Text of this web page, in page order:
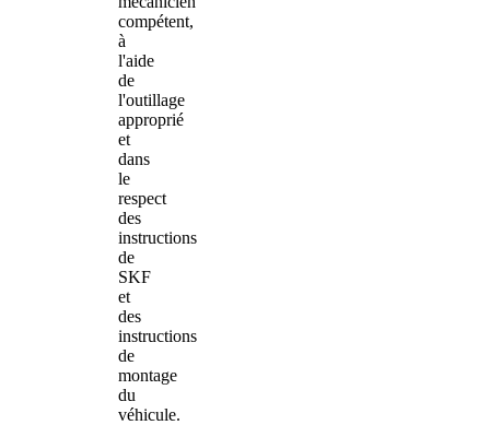
compétent,
à
l'aide
de
l'outillage
approprié
et
dans
le
respect
des
instructions
de
SKF
et
des
instructions
de
montage
du
véhicule.